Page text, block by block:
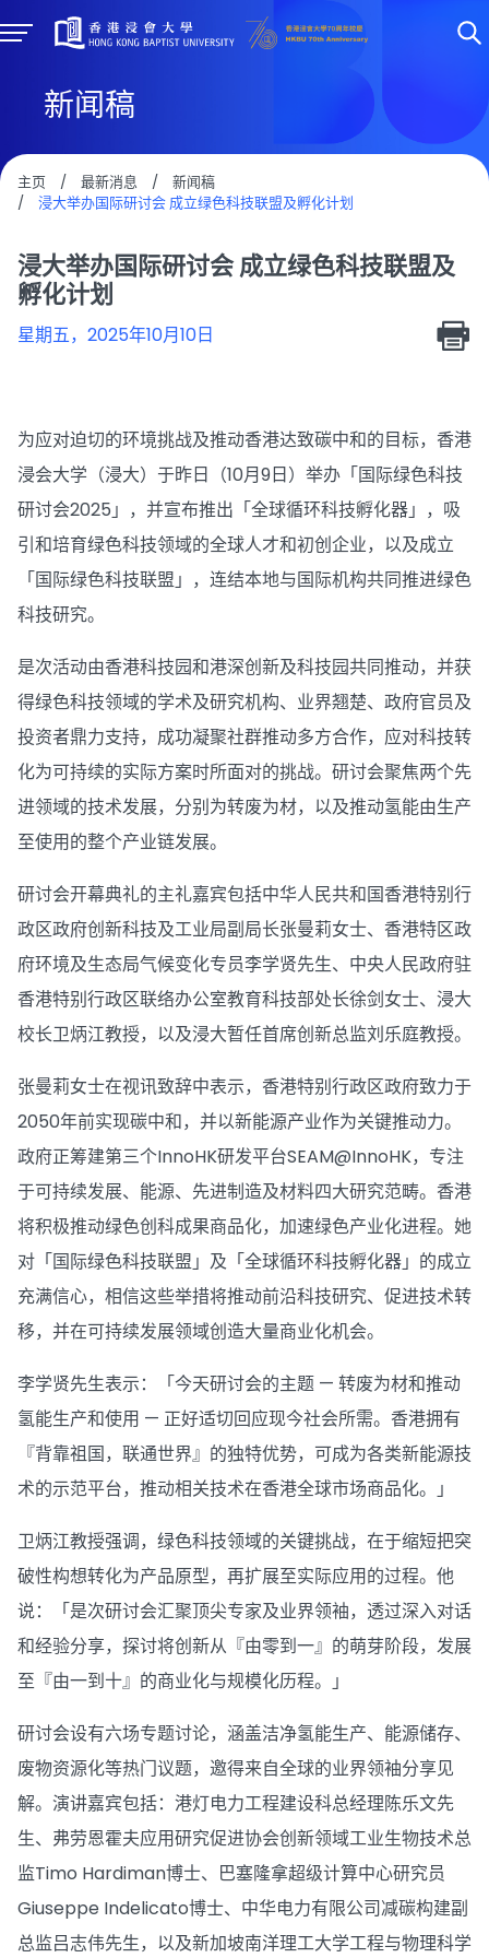
新闻稿
主页 / 最新消息 /
新闻稿
/
浸大举办国际研讨会 成立绿色科技联盟及孵化计划
浸大举办国际研讨会 成立绿色科技联盟及
孵化计划
星期五，2025年10月10日
为应对迫切的环境挑战及推动香港达致碳中和的目标，香港
浸会大学（浸大）于昨日（10月9日）举办「国际绿色科技
研讨会2025」，并宣布推出「全球循环科技孵化器」，吸
引和培育绿色科技领域的全球人才和初创企业，以及成立
「国际绿色科技联盟」，连结本地与国际机构共同推进绿色
科技研究。
是次活动由香港科技园和港深创新及科技园共同推动，并获
得绿色科技领域的学术及研究机构、业界翘楚、政府官员及
投资者鼎力支持，成功凝聚社群推动多方合作，应对科技转
化为可持续的实际方案时所面对的挑战。研讨会聚焦两个先
进领域的技术发展，分别为转废为材，以及推动氢能由生产
至使用的整个产业链发展。
研讨会开幕典礼的主礼嘉宾包括中华人民共和国香港特别行
政区政府创新科技及工业局副局长张曼莉女士、香港特区政
府环境及生态局气候变化专员李学贤先生、中央人民政府驻
香港特别行政区联络办公室教育科技部处长徐剑女士、浸大
校长卫炳江教授，以及浸大暂任首席创新总监刘乐庭教授。
张曼莉女士在视讯致辞中表示，香港特别行政区政府致力于
2050年前实现碳中和，并以新能源产业作为关键推动力。
政府正筹建第三个InnoHK研发平台SEAM@InnoHK，专注
于可持续发展、能源、先进制造及材料四大研究范畴。香港
将积极推动绿色创科成果商品化，加速绿色产业化进程。她
对「国际绿色科技联盟」及「全球循环科技孵化器」的成立
充满信心，相信这些举措将推动前沿科技研究、促进技术转
移，并在可持续发展领域创造大量商业化机会。
李学贤先生表示：「今天研讨会的主题 — 转废为材和推动
氢能生产和使用 — 正好适切回应现今社会所需。香港拥有
『背靠祖国，联通世界』的独特优势，可成为各类新能源技
术的示范平台，推动相关技术在香港全球市场商品化。」
卫炳江教授强调，绿色科技领域的关键挑战，在于缩短把突
破性构想转化为产品原型，再扩展至实际应用的过程。他
说：「是次研讨会汇聚顶尖专家及业界领袖，透过深入对话
和经验分享，探讨将创新从『由零到一』的萌芽阶段，发展
至『由一到十』的商业化与规模化历程。」
研讨会设有六场专题讨论，涵盖洁净氢能生产、能源储存、
废物资源化等热门议题，邀得来自全球的业界领袖分享见
解。演讲嘉宾包括：港灯电力工程建设科总经理陈乐文先
生、弗劳恩霍夫应用研究促进协会创新领域工业生物技术总
监Timo Hardiman博士、巴塞隆拿超级计算中心研究员
Giuseppe Indelicato博士、中华电力有限公司减碳构建副
总监吕志伟先生，以及新加坡南洋理工大学工程与物理科学